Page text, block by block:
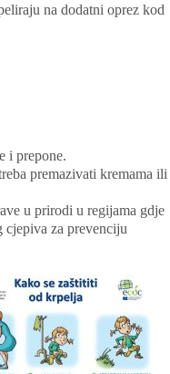
na dodatni oprez kod
i prepone.
premazivati kremama ili
u prirodi u regijama gdje
cjepiva za prevenciju